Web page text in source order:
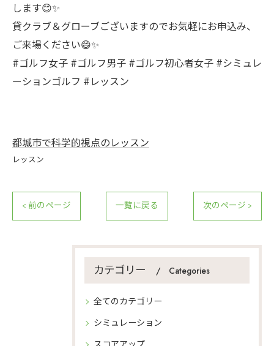
します😊✨️
貸クラブ＆グローブございますのでお気軽にお申込み、
ご来場ください😄✨️
#ゴルフ女子 #ゴルフ男子 #ゴルフ初心者女子 #シミュレ
ーションゴルフ #レッスン
都城市で科学的視点のレッスン
レッスン
< 前のページ 一覧に戻る 次のページ >
カテゴリー Categories
全てのカテゴリー
シミュレーション